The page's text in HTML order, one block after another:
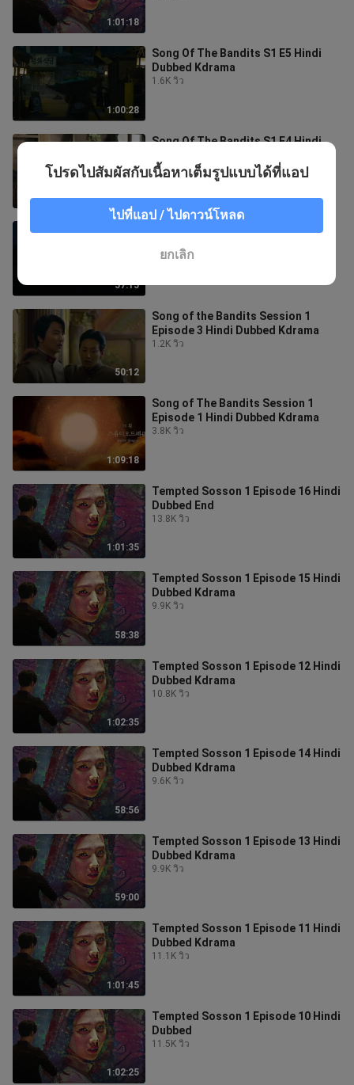
1:01:18
1:00:28
Song Of The Bandits S1 E5 Hindi
Dubbed Kdrama
1.6K วิว
48:43
Song Of The Bandits S1 E4 Hindi
901 วิว
57:15
1.4K วิว
50:12
Song of the Bandits Session 1
Episode 3 Hindi Dubbed Kdrama
1.2K วิว
1:09:18
Song of The Bandits Session 1
Episode 1 Hindi Dubbed Kdrama
3.8K วิว
1:01:35
Tempted Sosson 1 Episode 16 Hindi
Dubbed End
13.8K วิว
58:38
Tempted Sosson 1 Episode 15 Hindi
Dubbed Kdrama
9.9K วิว
1:02:35
Tempted Sosson 1 Episode 12 Hindi
Dubbed Kdrama
10.8K วิว
58:56
Tempted Sosson 1 Episode 14 Hindi
Dubbed Kdrama
9.6K วิว
59:00
Tempted Sosson 1 Episode 13 Hindi
Dubbed Kdrama
9.9K วิว
1:01:45
Tempted Sosson 1 Episode 11 Hindi
Dubbed Kdrama
11.1K วิว
1:02:25
Tempted Sosson 1 Episode 10 Hindi
Dubbed
11.5K วิว
โปรดไปสัมผัสกับเนื้อหาเต็มรูปแบบได้ที่แอป
ไปที่แอป / ไปดาวน์โหลด
ยกเลิก